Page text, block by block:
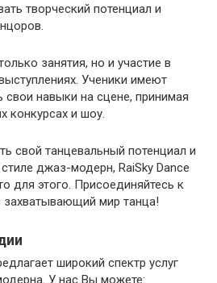
творческий потенциал и
занятия, но и участие в
Ученики имеют
навыки на сцене, принимая
конкурсах и шоу.
свой танцевальный потенциал и
джаз-модерн, RaiSky Dance
для этого. Присоединяйтесь к
захватывающий мир танца!
широкий спектр услуг
У нас Вы можете: